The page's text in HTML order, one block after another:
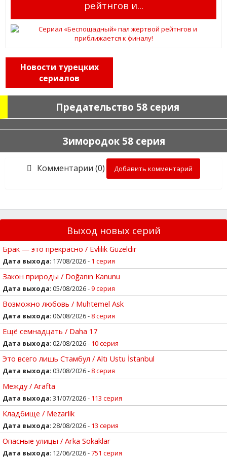
рейтнгов и...
Новости турецких
сериалов
Предательство 58 серия
Зимородок 58 серия
Комментарии (0) Добавить комментарий
Выход новых серий
Брак — это прекрасно / Evlilik Güzeldir
Дата выхода: 17/08/2026 - 1 серия
Закон природы / Doğanın Kanunu
Дата выхода: 05/08/2026 -9 серия
Возможно любовь / Muhtemel Ask
Дата выхода: 06/08/2026 - 8 серия
Ещё семнадцать / Daha 17
Дата выхода: 02/08/2026 - 10 серия
Это всего лишь Стамбул / Altı Ustu İstanbul
Дата выхода: 03/08/2026 - 8 серия
Между / Arafta
Дата выхода: 31/07/2026 - 113 серия
Кладбище / Mezarlik
Дата выхода: 28/08/2026 - 13 серия
Опасные улицы / Arka Sokaklar
Дата выхода: 12/06/2026 -751 серия